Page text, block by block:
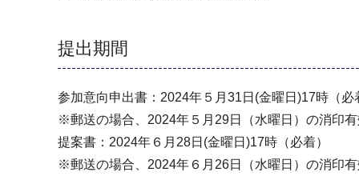
提出期間
参加意向申出書：2024年５月31日(金曜日)17時（必
※郵送の場合、2024年５月29日（水曜日）の消印有
提案書：2024年６月28日(金曜日)17時（必着）
※郵送の場合、2024年６月26日（水曜日）の消印有